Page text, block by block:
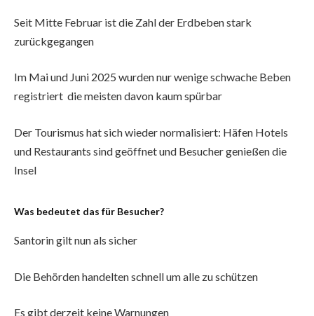
Seit Mitte Februar ist die Zahl der Erdbeben stark
zurückgegangen
Im Mai und Juni 2025 wurden nur wenige schwache Beben
registriert die meisten davon kaum spürbar
Der Tourismus hat sich wieder normalisiert: Häfen Hotels
und Restaurants sind geöffnet und Besucher genießen die
Insel
Was bedeutet das für Besucher?
Santorin gilt nun als sicher
Die Behörden handelten schnell um alle zu schützen
Es gibt derzeit keine Warnungen